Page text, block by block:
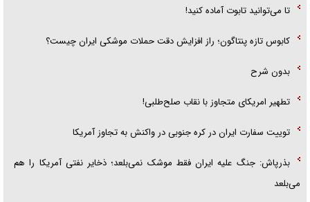
تا می‌توانید تابوت آماده کنید!
کابوس تازه پنتاگون؛ راز افزایش دقت حملات موشکی ایران چیست؟
بدون شرح
تطهیر امریکای متجاوز با نقاب صلح‌طلبی!
توییت سفارت ایران در کره جنوبی در واکنش به تجاوز آمریکا
بذرپاش: ‏جنگ علیه ایران فقط موشک نمی‌بلعد؛ ذخایر نفتی آمریکا را هم
می‌بلعد